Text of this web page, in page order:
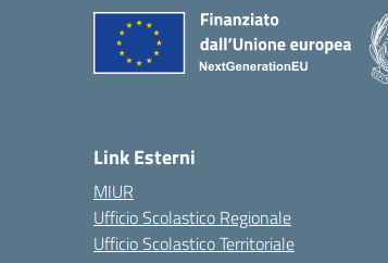
Link Esterni
MIUR
Ufficio Scolastico Regionale
Ufficio Scolastico Territoriale